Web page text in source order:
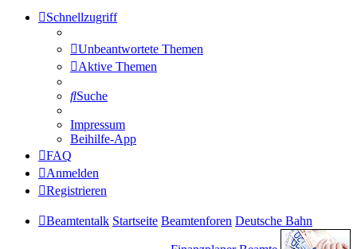
Schnellzugriff
Unbeantwortete Themen
Aktive Themen
Suche
Impressum
Beihilfe-App
FAQ
Anmelden
Registrieren
Beamtentalk Startseite Beamtenforen Deutsche Bahn